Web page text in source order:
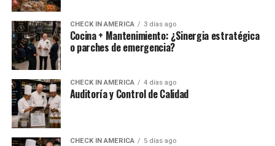
CHECK IN AMERICA 3 días ago
Cocina + Mantenimiento: ¿Sinergia estratégica
o parches de emergencia?
CHECK IN AMERICA 4 días ago
Auditoría y Control de Calidad
CHECK IN AMERICA 5 días ago